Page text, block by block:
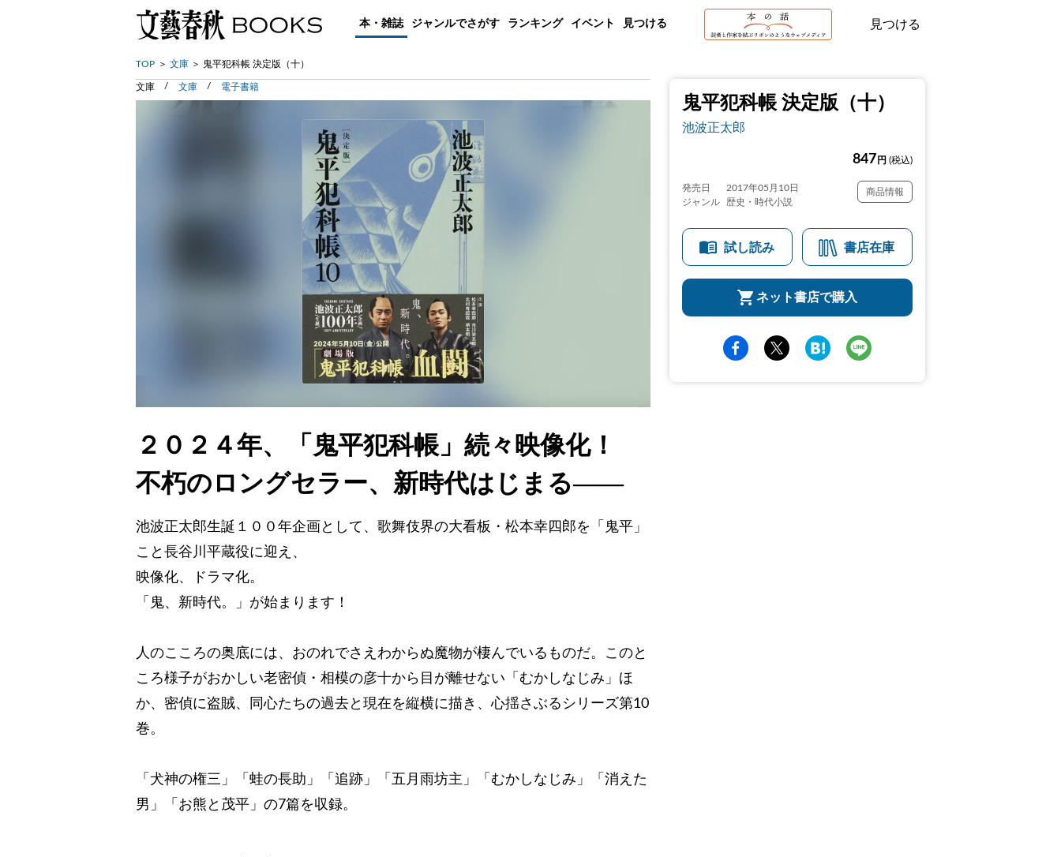
本・雑誌 ジャンルでさがす ランキング イベント 見つける 見つける
TOP 文庫 鬼平犯科帳 決定版（十）
鬼平犯科帳 決定版（十）
池波正太郎
847 円 (税込)
発売日
2017年05月10日
ジャンル
歴史・時代小説
商品情報
試し読み 書店在庫
ネット書店で購入
文庫 文庫 電子書籍
２０２４年、「鬼平犯科帳」続々映像化！
不朽のロングセラー、新時代はじまる――
池波正太郎生誕１００年企画として、歌舞伎界の大看板・松本幸四郎を「鬼平」
こと長谷川平蔵役に迎え、
映像化、ドラマ化。
「鬼、新時代。」が始まります！
人のこころの奥底には、おのれでさえわからぬ魔物が棲んでいるものだ。このと
ころ様子がおかしい老密偵・相模の彦十から目が離せない「むかしなじみ」ほ
か、密偵に盗賊、同心たちの過去と現在を縦横に描き、心揺さぶるシリーズ第10
巻。
「犬神の権三」「蛙の長助」「追跡」「五月雨坊主」「むかしなじみ」「消えた
男」「お熊と茂平」の7篇を収録。